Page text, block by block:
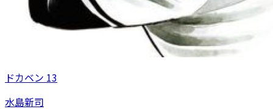
ドカベン 13
水島新司